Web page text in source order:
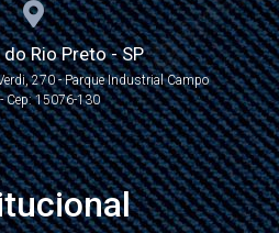
Rio Preto - SP
270 - Parque Industrial Campo
Cep: 15076-130